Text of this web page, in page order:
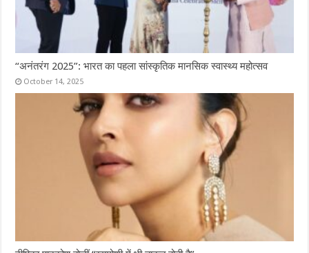
“अनंतरंग 2025”: भारत का पहला सांस्कृतिक मानसिक स्वास्थ्य महोत्सव
October 14, 2025